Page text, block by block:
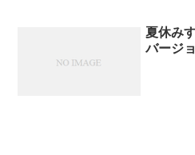
夏休み
バージョ